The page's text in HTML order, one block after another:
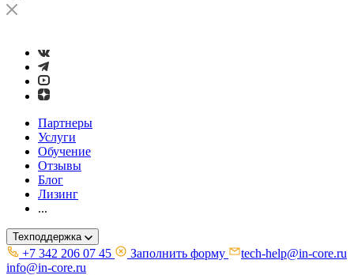
Партнеры
Услуги
Обучение
Отзывы
Блог
Лизинг
...
Техподдержка
+7 342 206 07 45 Заполнить форму
tech-help@in-core.ru
info@in-core.ru